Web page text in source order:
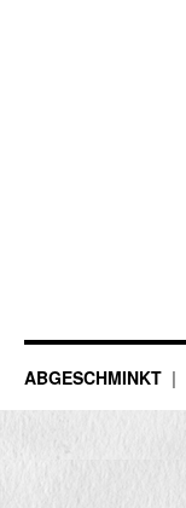
ABGESCHMINKT